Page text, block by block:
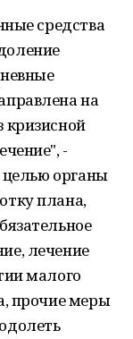
средства
на
-
целью органы
плана,
лечение
малого
прочие меры